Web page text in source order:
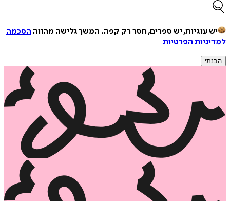
יש עוגיות, יש ספרים, חסר רק קפה. המשך גלישה מהווה הסכמה
למדיניות הפרטיות
הבנתי